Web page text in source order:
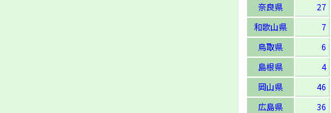
奈良県
27
和歌山県
7
鳥取県
6
島根県
4
岡山県
46
広島県
36